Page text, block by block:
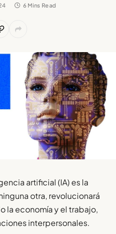
6 Mins Read
artificial (IA) es la
otra, revolucionará
la economía y el trabajo,
interpersonales.